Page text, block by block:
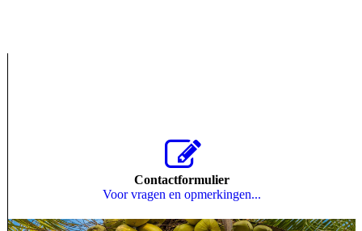
Contactformulier
Voor vragen en opmerkingen...